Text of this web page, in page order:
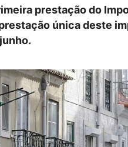
prestação do
única deste